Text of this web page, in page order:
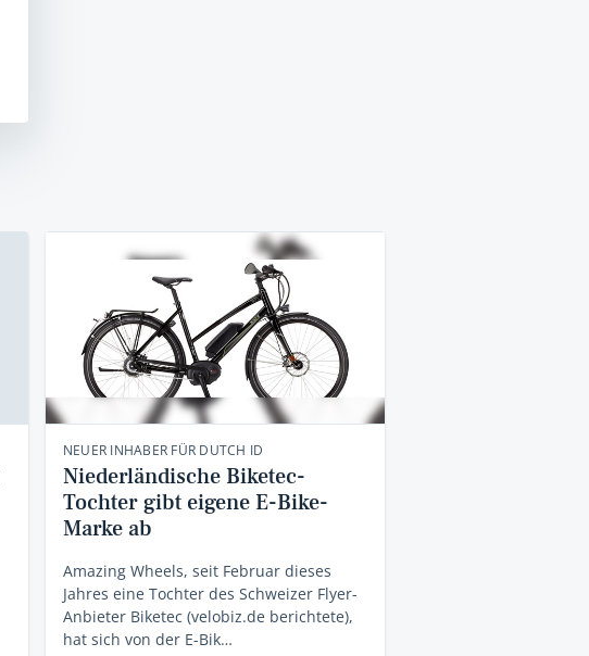
NEUER INHABER FÜR DUTCH ID
Niederländische Biketec-
Tochter gibt eigene E-Bike-
Marke ab
Amazing Wheels, seit Februar dieses
Jahres eine Tochter des Schweizer Flyer-
Anbieter Biketec (velobiz.de berichtete),
hat sich von der E-Bik…